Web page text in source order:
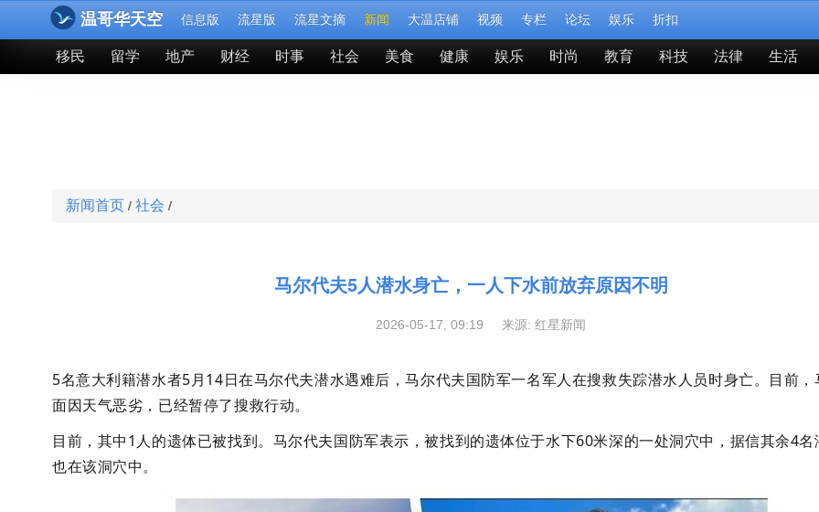
温哥华天空 信息版 流星版 流星文摘 新闻 大温店铺 视频 专栏 论坛 娱乐 折扣
移民 留学 地产 财经 时事 社会 美食 健康 娱乐 时尚 教育 科技 法律 生活
新闻首页 / 社会 /
马尔代夫5人潜水身亡，一人下水前放弃原因不明
2026-05-17, 09:19 来源: 红星新闻
5名意大利籍潜水者5月14日在马尔代夫潜水遇难后，马尔代夫国防军一名军人在搜救失踪潜水人员时身亡。 目前
面因天气恶劣，已经暂停了搜救行动。
目前，其中1人的遗体已被找到。马尔代夫国防军表示，被找到的遗体位于水下60米深的一处洞穴中，据信其余4名
也在该洞穴中。